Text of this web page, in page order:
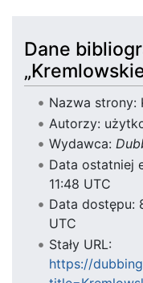
Dane
Nazwa strony:
Autorzy:
Wydawca:
Data ostatniej
11:48 UTC
Data dostępu:
UTC
Stały URL:
https://